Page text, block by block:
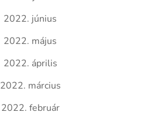
2022. június
2022. május
2022. április
2022. március
2022. február